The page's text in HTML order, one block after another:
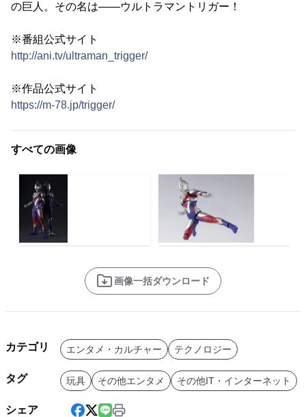
の巨人。その名は――ウルトラマントリガー！
※番組公式サイト
http://ani.tv/ultraman_trigger/
※作品公式サイト
https://m-78.jp/trigger/
すべての画像
画像一括ダウンロード
カテゴリ エンタメ・カルチャー テクノロジー
タグ 玩具 その他エンタメ その他IT・インターネット
シェア